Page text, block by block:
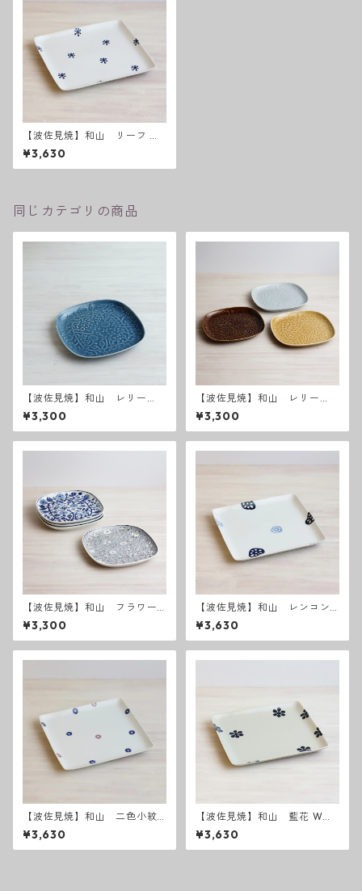
【波佐見焼】和山 リーフ W
プレート角皿 - 大 -
¥3,630
同じカテゴリの商品
【波佐見焼】和山 レリー
フ・フラワーパレード 盛
皿 うす瑠璃
¥3,300
【波佐見焼】和山 レリー
フ・フラワーパレード 盛皿
¥3,300
【波佐見焼】和山 フラワー
パレード盛皿
¥3,300
【波佐見焼】和山 レンコン
Wプレート 角皿 - 大 -
¥3,630
【波佐見焼】和山 二色小紋
Wプレート角皿 - 大 -
¥3,630
【波佐見焼】和山 藍花 Wプ
レート角皿 - 大 -
¥3,630